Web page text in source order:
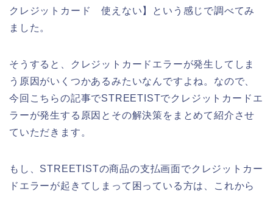
クレジットカード 使えない】という感じで調べてみ
ました。
そうすると、クレジットカードエラーが発生してしま
う原因がいくつかあるみたいなんですよね。なので、
今回こちらの記事でSTREETISTでクレジットカードエ
ラーが発生する原因とその解決策をまとめて紹介させ
ていただきます。
もし、STREETISTの商品の支払画面でクレジットカー
ドエラーが起きてしまって困っている方は、これから